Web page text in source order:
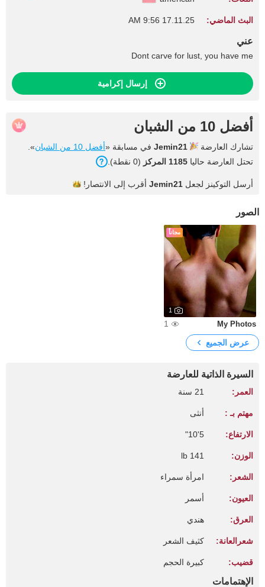
البث الماضي: 17.11.25 9:56 AM
عني
Dont carve for lust, you have me
إرسال إكرامية
أفضل 10 من الشبان
تشارك العارضة Jemin21 في مسابقة «أفضل 10 من الشبان
».
تحتل العارضة حاليا 1185 المركز (0 نقطة).
أرسل التوكينز لجعل Jemin21 أقرب إلى الانتصار!
الصور
مجاناً
1
My Photos
1
عرض الجميع
السيرة الذاتية للعارضة
العمر: 21 سنة
مهتم بـ : أنثى
الارتفاع: 5'10"
الوزن: 141 lb
الشعر: امرأة سمراء
العيون: أسمر
العرق: هندي
شعرالعانة: كثيف الشعر
قضيب: كبيرة الحجم
الإهتمامات